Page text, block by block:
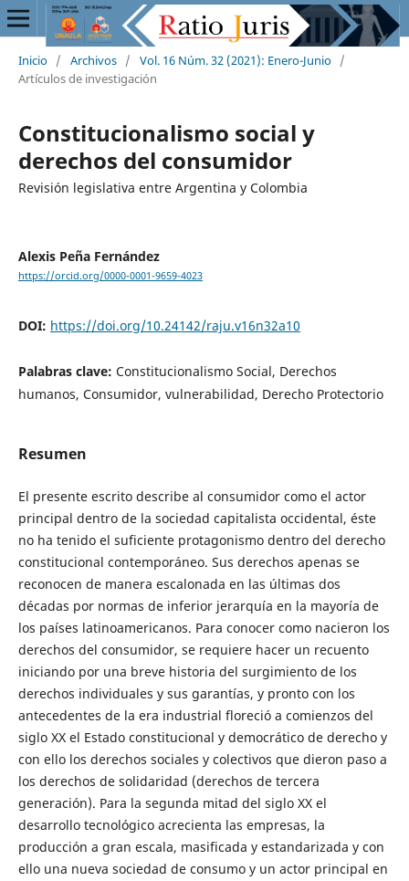
Inicio / Archivos / Vol. 16 Núm. 32 (2021): Enero-Junio /
Artículos de investigación
Constitucionalismo social y
derechos del consumidor
Revisión legislativa entre Argentina y Colombia
Alexis Peña Fernández
https://orcid.org/0000-0001-9659-4023
DOI: https://doi.org/10.24142/raju.v16n32a10
Palabras clave: Constitucionalismo Social, Derechos
humanos, Consumidor, vulnerabilidad, Derecho Protectorio
Resumen
El presente escrito describe al consumidor como el actor
principal dentro de la sociedad capitalista occidental, éste
no ha tenido el suficiente protagonismo dentro del derecho
constitucional contemporáneo. Sus derechos apenas se
reconocen de manera escalonada en las últimas dos
décadas por normas de inferior jerarquía en la mayoría de
los países latinoamericanos. Para conocer como nacieron los
derechos del consumidor, se requiere hacer un recuento
iniciando por una breve historia del surgimiento de los
derechos individuales y sus garantías, y pronto con los
antecedentes de la era industrial floreció a comienzos del
siglo XX el Estado constitucional y democrático de derecho y
con ello los derechos sociales y colectivos que dieron paso a
los derechos de solidaridad (derechos de tercera
generación). Para la segunda mitad del siglo XX el
desarrollo tecnológico acrecienta las empresas, la
producción a gran escala, masificada y estandarizada y con
ello una nueva sociedad de consumo y un actor principal en